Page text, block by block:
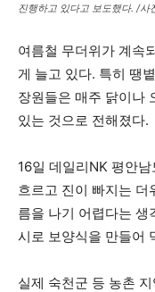
진행하고 있다고 보도했다. /사
여름철 무더위가 계속
게 늘고 있다. 특히 땡
장원들은 매주 닭이나
있는 것으로 전해졌다.
16일 데일리NK 평안
흐르고 진이 빠지는 더
름을 나기 어렵다는 생
시로 보양식을 만들어
실제 숙천군 등 농촌